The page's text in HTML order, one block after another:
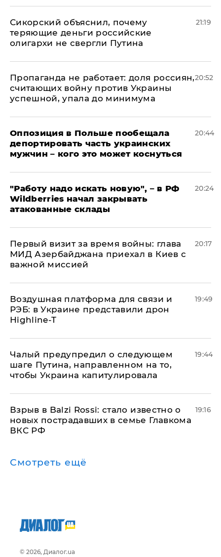
Сикорский объяснил, почему
теряющие деньги российские
олигархи не свергли Путина
21:19
​Пропаганда не работает: доля россиян,
считающих войну против Украины
успешной, упала до минимума
20:52
Оппозиция в Польше пообещала
депортировать часть украинских
мужчин – кого это может коснуться
20:44
"Работу надо искать новую", – в РФ
Wildberries начал закрывать
атакованные склады
20:24
Первый визит за время войны: глава
МИД Азербайджана приехал в Киев с
важной миссией
20:17
Воздушная платформа для связи и
РЭБ: в Украине представили дрон
Highline-T
19:49
Чалый предупредил о следующем
шаге Путина, направленном на то,
чтобы Украина капитулировала
19:44
Взрыв в Balzi Rossi: стало известно о
новых пострадавших в семье Главкома
ВКС РФ
19:16
Смотреть ещё
© 2026, Диалог.ua